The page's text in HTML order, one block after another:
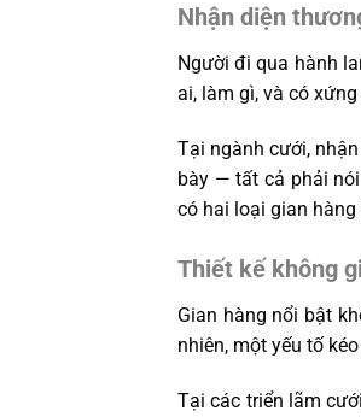
Nhận diện
Người đi qua hành
ai, làm gì, và có
Tại ngành cưới,
bày — tất cả phải
có hai loại gian
Thiết kế không
Gian hàng nổi bật
nhiên, một yếu tố
Tại các triển lãm